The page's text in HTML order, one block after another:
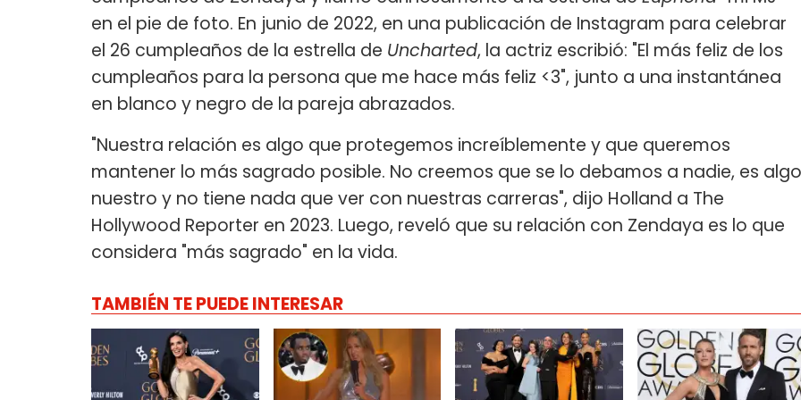
en el pie de foto. En junio de 2022, en una publicación de Instagram para celebrar
el 26 cumpleaños de la estrella de Uncharted, la actriz escribió: "El más feliz de los
cumpleaños para la persona que me hace más feliz <3", junto a una instantánea
en blanco y negro de la pareja abrazados.
"Nuestra relación es algo que protegemos increíblemente y que queremos
mantener lo más sagrado posible. No creemos que se lo debamos a nadie, es algo
nuestro y no tiene nada que ver con nuestras carreras", dijo Holland a The
Hollywood Reporter en 2023. Luego, reveló que su relación con Zendaya es lo que
considera "más sagrado" en la vida.
TAMBIÉN TE PUEDE INTERESAR